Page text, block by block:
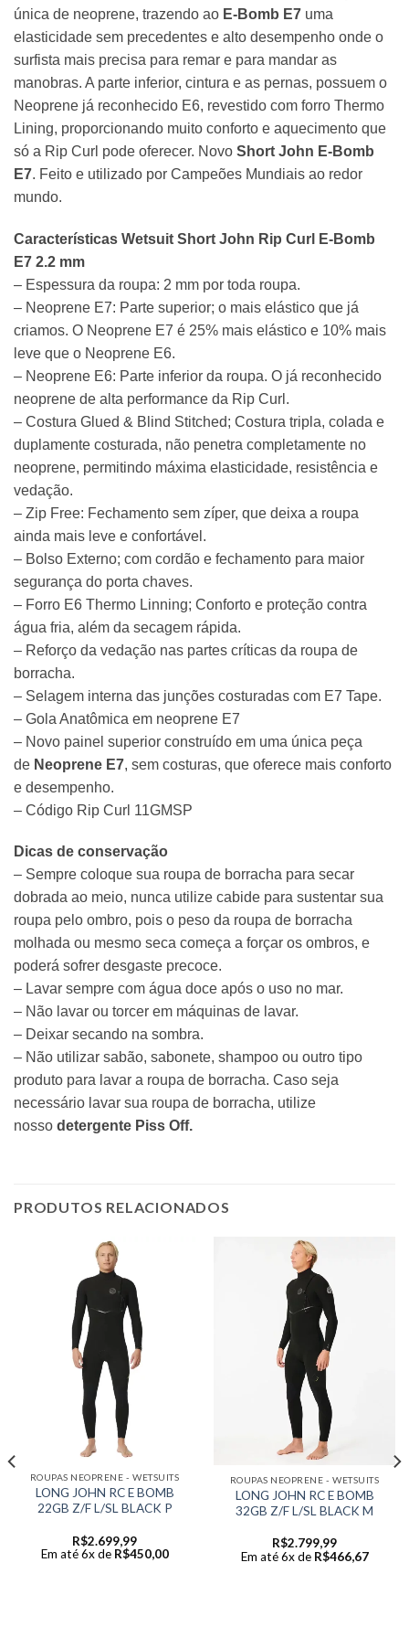
única de neoprene, trazendo ao E-Bomb E7 uma
elasticidade sem precedentes e alto desempenho onde o
surfista mais precisa para remar e para mandar as
manobras. A parte inferior, cintura e as pernas, possuem o
Neoprene já reconhecido E6, revestido com forro Thermo
Lining, proporcionando muito conforto e aquecimento que
só a Rip Curl pode oferecer. Novo Short John E-Bomb
E7. Feito e utilizado por Campeões Mundiais ao redor
mundo.
Características Wetsuit Short John Rip Curl E-Bomb
E7 2.2 mm
– Espessura da roupa: 2 mm por toda roupa.
– Neoprene E7: Parte superior; o mais elástico que já
criamos. O Neoprene E7 é 25% mais elástico e 10% mais
leve que o Neoprene E6.
– Neoprene E6: Parte inferior da roupa. O já reconhecido
neoprene de alta performance da Rip Curl .
– Costura Glued & Blind Stitched; Costura tripla, colada e
duplamente costurada, não penetra completamente no
neoprene, permitindo máxima elasticidade, resistência e
vedação.
– Zip Free: Fechamento sem zíper, que deixa a roupa
ainda mais leve e confortável.
– Bolso Externo; com cordão e fechamento para maior
segurança do porta chaves.
– Forro E6 Thermo Linning; Conforto e proteção contra
água fria, além da secagem rápida.
– Reforço da vedação nas partes críticas da roupa de
borracha.
– Selagem interna das junções costuradas com E7 Tape.
– Gola Anatômica em neoprene E7
– Novo painel superior construído em uma única peça
de Neoprene E7, sem costuras, que oferece mais conforto
e desempenho.
– Código Rip Curl 11GMSP
Dicas de conservação
– Sempre coloque sua roupa de borracha para secar
dobrada ao meio, nunca utilize cabide para sustentar sua
roupa pelo ombro, pois o peso da roupa de borracha
molhada ou mesmo seca começa a forçar os ombros, e
poderá sofrer desgaste precoce.
– Lavar sempre com água doce após o uso no mar.
– Não lavar ou torcer em máquinas de lavar.
– Deixar secando na sombra.
– Não utilizar sabão, sabonete, shampoo ou outro tipo
produto para lavar a roupa de borracha. Caso seja
necessário lavar sua roupa de borracha, utilize
nosso detergente Piss Off.
PRODUTOS RELACIONADOS
ROUPAS NEOPRENE - WETSUITS
LONG JOHN RC E BOMB
22GB Z/F L/SL BLACK P
R$2.699,99
Em até 6x de R$450,00
ROUPAS NEOPRENE - WETSUITS
LONG JOHN RC E BOMB
32GB Z/F L/SL BLACK M
R$2.799,99
Em até 6x de R$466,67